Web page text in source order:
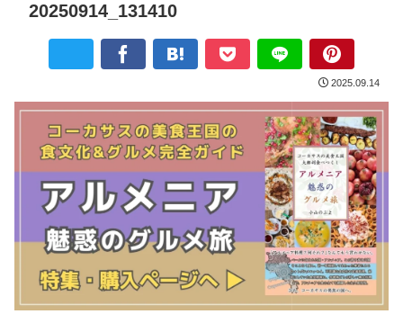
20250914_131410
2025.09.14